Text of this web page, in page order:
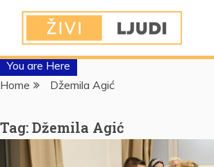
You are Here
Home
Džemila Agić
Tag:Džemila Agić